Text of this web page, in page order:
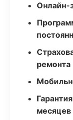
Онлайн-
ремонта
месяцев